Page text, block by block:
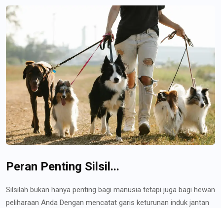
Peran Penting Silsil...
Silsilah bukan hanya penting bagi manusia tetapi juga bagi hewan
peliharaan Anda Dengan mencatat garis keturunan induk jantan